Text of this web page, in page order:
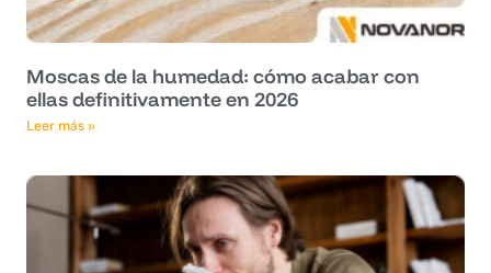
Moscas de la humedad: cómo acabar con
ellas definitivamente en 2026
Leer más »